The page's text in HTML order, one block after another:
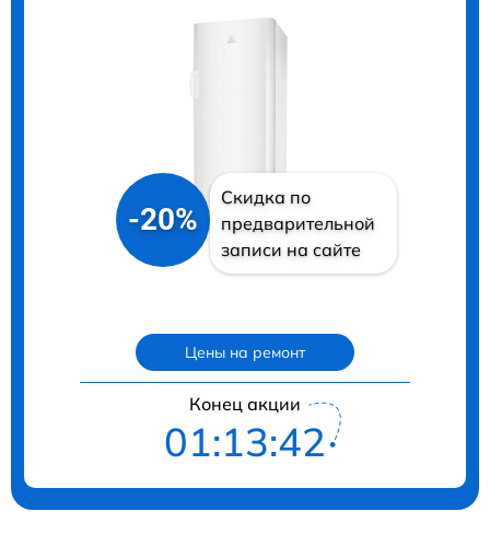
-20%
Скидка по
предварительной
записи на сайте
Цены на ремонт
Конец акции
01:13:41